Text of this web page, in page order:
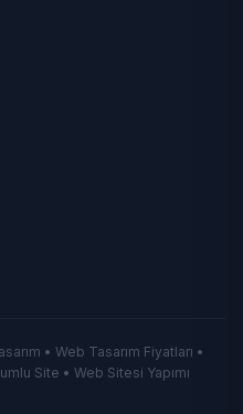
• Web Tasarım Fiyatları •
Site • Web Sitesi Yapımı